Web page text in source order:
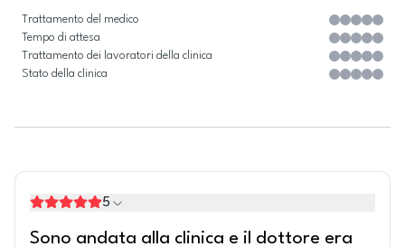
Trattamento del medico
Tempo di attesa
Trattamento dei lavoratori della clinica
Stato della clinica
5
Sono andata alla clinica e il dottore era